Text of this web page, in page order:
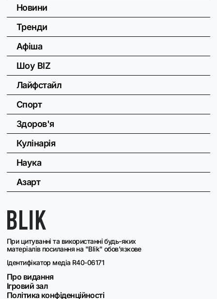
При цитуванні та використанні будь-яких
матеріалів посилання на "Blik" обов'язкове
Ідентифікатор медіа R40-06171
Про видання
Ігровий зал
Політика конфіденційності
Новини
Тренди
Афіша
Шоу BIZ
Лайфстайл
Спорт
Здоров'я
Кулінарія
Наука
Азарт